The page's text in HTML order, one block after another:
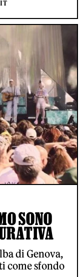
SONO
di Genova,
come sfondo